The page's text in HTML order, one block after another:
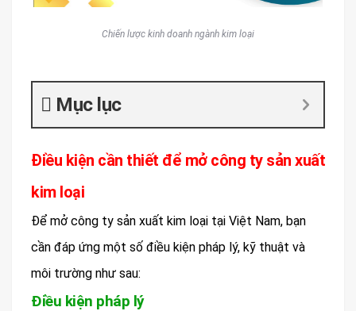
Chiến lược kinh doanh ngành kim loại
Mục lục
Điều kiện cần thiết để mở công ty sản xuất
kim loại
Để mở công ty sản xuất kim loại tại Việt Nam, bạn
cần đáp ứng một số điều kiện pháp lý, kỹ thuật và
môi trường như sau:
Điều kiện pháp lý